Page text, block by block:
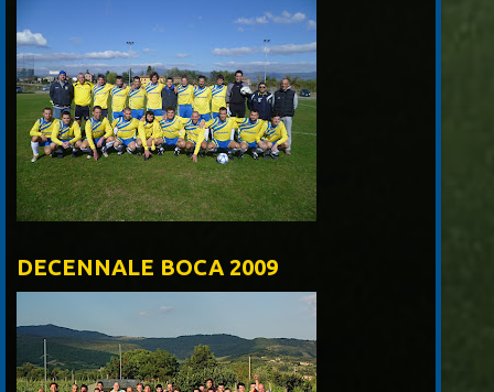
DECENNALE BOCA 2009